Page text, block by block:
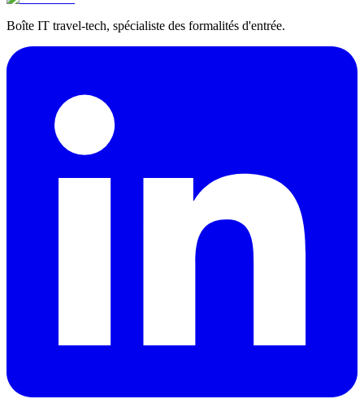
Boîte IT travel-tech, spécialiste des formalités d'entrée.